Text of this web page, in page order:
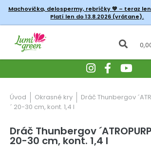
Machovička, delospermy, rebríčky💚 – teraz len
Platí len do 13.8.2026 (vrátane).
Úvod Okrasné kry
Dráč Thunbergov
´ 20-30 cm, kont. 1,4 l
Dráč Thunbergov
20-30 cm, kont. 1,4 l